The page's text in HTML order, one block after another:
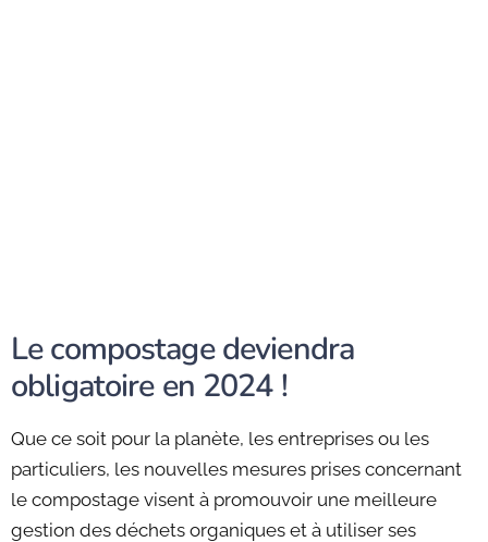
Le compostage deviendra
obligatoire en 2024 !
Que ce soit pour la planète, les entreprises ou les
particuliers, les nouvelles mesures prises concernant
le compostage visent à promouvoir une meilleure
gestion des déchets organiques et à utiliser ses